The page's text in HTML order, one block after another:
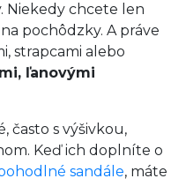
Niekedy chcete len
pochôdzky. A práve
strapcami alebo
ľanovými
často s výšivkou,
Keď ich doplníte o
sandále, máte